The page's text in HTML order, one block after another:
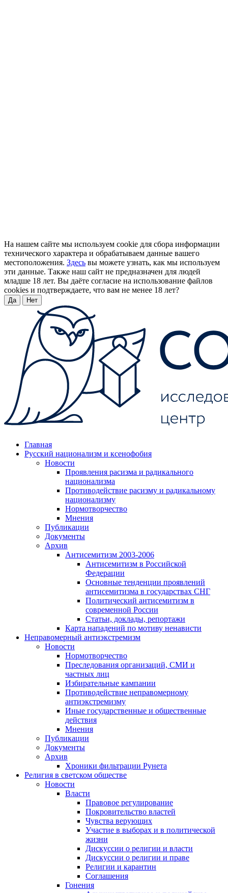
На нашем сайте мы используем cookie для сбора информации
технического характера и обрабатываем данные вашего
местоположения. Здесь вы можете узнать, как мы используем
эти данные. Также наш сайт не предназначен для людей
младше 18 лет. Вы даёте согласие на использование файлов
cookies и подтверждаете, что вам не менее 18 лет?
Да Нет
Главная
Русский национализм и ксенофобия
Новости
Проявления расизма и радикального
национализма
Противодействие расизму и радикальному
национализму
Нормотворчество
Мнения
Публикации
Документы
Архив
Антисемитизм 2003-2006
Антисемитизм в Российской
Федерации
Основные тенденции проявлений
антисемитизма в государствах СНГ
Политический антисемитизм в
современной России
Статьи, доклады, репортажи
Карта нападений по мотиву ненависти
Неправомерный антиэкстремизм
Новости
Нормотворчество
Преследования организаций, СМИ и
частных лиц
Избирательные кампании
Противодействие неправомерному
антиэкстремизму
Иные государственные и общественные
действия
Мнения
Публикации
Документы
Архив
Хроники фильтрации Рунета
Религия в светском обществе
Новости
Власти
Правовое регулирование
Покровительство властей
Чувства верующих
Участие в выборах и в политической
жизни
Дискуссии о религии и власти
Дискуссии о религии и праве
Религии и карантин
Соглашения
Гонения